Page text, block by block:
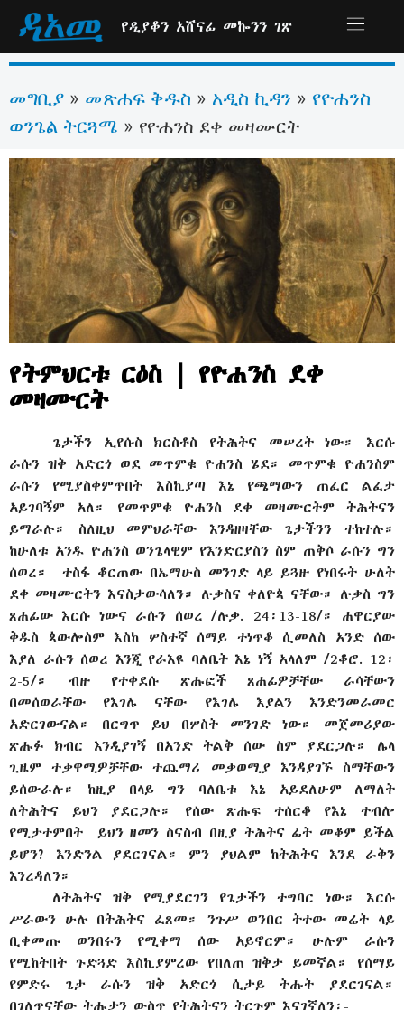
የዲያቆን አሸናፊ መኰንን ገጽ
መግቢያ » መጽሐፍ ቅዱስ » አዲስ ኪዳን » የዮሐንስ
ወንጌል ትርጓሜ » የዮሐንስ ደቀ መዛሙርት
የትምህርቱ ርዕስ | የዮሐንስ ደቀ
መዛሙርት
ጌታችን ኢየሱስ ክርስቶስ የትሕትና መሠረት ነው። እርሱ
ራሱን ዝቅ አድርጎ ወደ መጥምቁ ዮሐንስ ሄደ። መጥምቁ ዮሐንስም
ራሱን የሚያስቀምጥበት እስኪያጣ እኔ የጫማውን ጠፈር ልፈታ
አይገባኝም አለ። የመጥምቁ ዮሐንስ ደቀ መዛሙርትም ትሕትናን
ይማራሉ። ስለዚህ መምህራቸው እንዳዘዛቸው ጌታችንን ተከተሉ።
ከሁለቱ አንዱ ዮሐንስ ወንጌላዊም የእንድርያስን ስም ጠቅሶ ራሱን ግን
ሰወረ። ተስፋ ቆርጠው በኤማሁስ መንገድ ላይ ይጓዙ የነበሩት ሁለት
ደቀ መዛሙርትን እናስታውሳለን። ሉቃስና ቀለዮጳ ናቸው። ሉቃስ ግን
ጸሐፊው እርሱ ነውና ራሱን ሰወረ /ሉቃ. 24፡13-18/። ሐዋርያው
ቅዱስ ጳውሎስም እስከ ሦስተኛ ሰማይ ተነጥቆ ሲመለስ አንድ ሰው
እያለ ራሱን ሰወረ እንጂ የራእዩ ባለቤት እኔ ነኝ አላለም /2ቆሮ. 12፡
2-5/። ብዙ የተቀደሱ ጽሑፎች ጸሐፊዎቻቸው ራሳቸውን
በመሰወራቸው የእገሌ ናቸው የእገሌ እያልን እንድንመራመር
አድርገውናል። በርግጥ ይህ በሦስት መንገድ ነው። መጀመሪያው
ጽሑፉ ክብር እንዲያገኝ በአንድ ትልቅ ሰው ስም ያደርጋሉ። ሌላ
ጊዜም ተቃዋሚዎቻቸው ተጨማሪ መቃወሚያ እንዳያገኙ ስማቸውን
ይሰውራሉ። ከዚያ በላይ ግን ባለቤቱ እኔ አይደለሁም ለማለት
ለትሕትና ይህን ያደርጋሉ። የሰው ጽሑፍ ተሰርቆ የእኔ ተብሎ
የሚታተምበት ይህን ዘመን ስናስብ በዚያ ትሕትና ፊት መቆም ይችል
ይሆን? እንድንል ያደርገናል። ምን ያህልም ከትሕትና እንደ ራቅን
እንረዳለን።
ለትሕትና ዝቅ የሚያደርገን የጌታችን ተግባር ነው። እርሱ
ሥራውን ሁሉ በትሕትና ፈጸመ። ንጉሥ ወንበር ትተው መሬት ላይ
ቢቀመጡ ወንበሩን የሚቀማ ሰው አይኖርም። ሁሉም ራሱን
የሚከትበት ጉድጓድ እስኪያምረው የበለጠ ዝቅታ ይመኛል። የሰማይ
የምድሩ ጌታ ራሱን ዝቅ አድርጎ ሲታይ ትሑት ያደርገናል።